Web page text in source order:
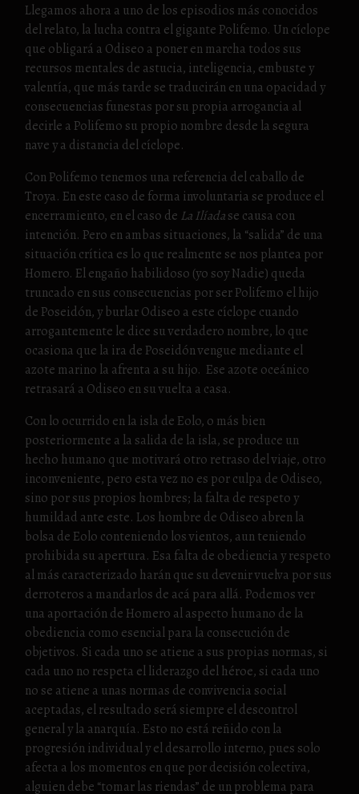
Llegamos ahora a uno de los episodios más conocidos
del relato, la lucha contra el gigante Polifemo. Un cíclope
que obligará a Odiseo a poner en marcha todos sus
recursos mentales de astucia, inteligencia, embuste y
valentía, que más tarde se traducirán en una opacidad y
consecuencias funestas por su propia arrogancia al
decirle a Polifemo su propio nombre desde la segura
nave y a distancia del cíclope.
Con Polifemo tenemos una referencia del caballo de
Troya. En este caso de forma involuntaria se produce el
encerramiento, en el caso de La Ilíadase causa con
intención. Pero en ambas situaciones, la “salida” de una
situación crítica es lo que realmente se nos plantea por
Homero. El engaño habilidoso (yo soy Nadie) queda
truncado en sus consecuencias por ser Polifemo el hijo
de Poseidón, y burlar Odiseo a este cíclope cuando
arrogantemente le dice su verdadero nombre, lo que
ocasiona que la ira de Poseidón vengue mediante el
azote marino la afrenta a su hijo. Ese azote oceánico
retrasará a Odiseo en su vuelta a casa.
Con lo ocurrido en la isla de Eolo, o más bien
posteriormente a la salida de la isla, se produce un
hecho humano que motivará otro retraso del viaje, otro
inconveniente, pero esta vez no es por culpa de Odiseo,
sino por sus propios hombres; la falta de respeto y
humildad ante este. Los hombre de Odiseo abren la
bolsa de Eolo conteniendo los vientos, aun teniendo
prohibida su apertura. Esa falta de obediencia y respeto
al más caracterizado harán que su devenir vuelva por sus
derroteros a mandarlos de acá para allá. Podemos ver
una aportación de Homero al aspecto humano de la
obediencia como esencial para la consecución de
objetivos. Si cada uno se atiene a sus propias normas, si
cada uno no respeta el liderazgo del héroe, si cada uno
no se atiene a unas normas de convivencia social
aceptadas, el resultado será siempre el descontrol
general y la anarquía. Esto no está reñido con la
progresión individual y el desarrollo interno, pues solo
afecta a los momentos en que por decisión colectiva,
alguien debe “tomar las riendas” de un problema para